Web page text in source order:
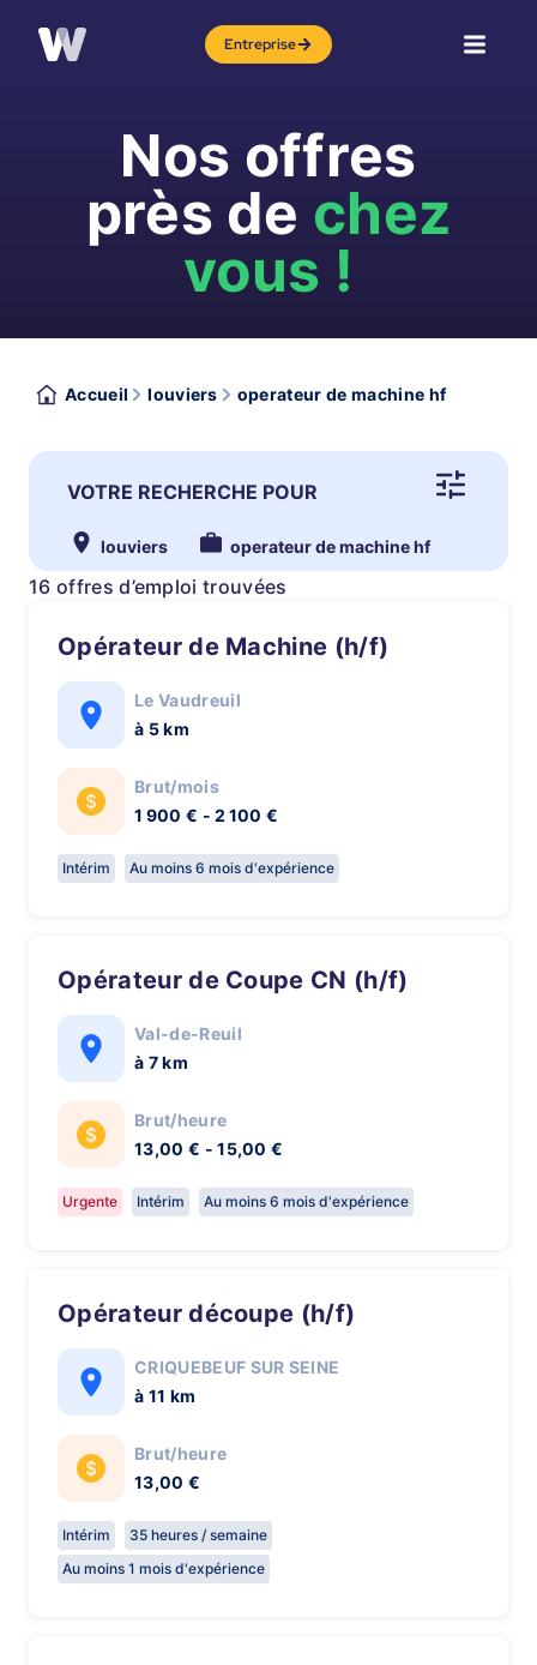
Entreprise
Nos offres
près de chez
vous !
Accueil louviers operateur de machine hf
VOTRE RECHERCHE POUR
louviers operateur de machine hf
16 offres d’emploi trouvées
Opérateur de Machine (h/f)
Le Vaudreuil
à 5 km
Brut/mois
1 900 € - 2 100 €
Intérim Au moins 6 mois d'expérience
Opérateur de Coupe CN (h/f)
Val-de-Reuil
à 7 km
Brut/heure
13,00 € - 15,00 €
Urgente Intérim Au moins 6 mois d'expérience
Opérateur découpe (h/f)
CRIQUEBEUF SUR SEINE
à 11 km
Brut/heure
13,00 €
Intérim
35 heures / semaine
Au moins 1 mois d'expérience